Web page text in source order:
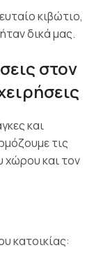
κιβώτιο,
δικά μας.
στον
και
τις
χώρου και τον
κατοικίας: